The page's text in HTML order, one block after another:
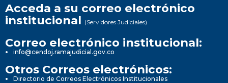
Acceda a su correo electrónico
institucional (Servidores Judiciales)
Correo electrónico institucional:
info@cendoj.ramajudicial.gov.co
Otros Correos electrónicos:
Directorio de Correos Electrónicos Institucionales